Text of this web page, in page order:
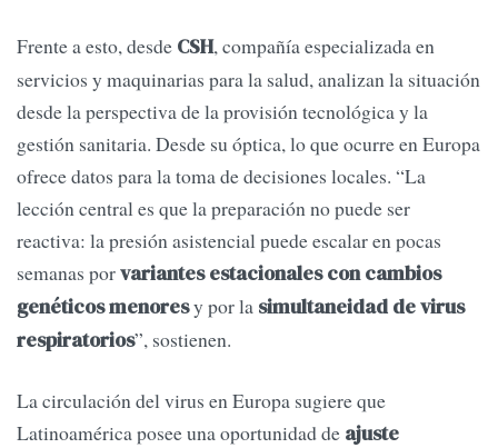
Frente a esto, desde CSH, compañía especializada en
servicios y maquinarias para la salud, analizan la situación
desde la perspectiva de la provisión tecnológica y la
gestión sanitaria. Desde su óptica, lo que ocurre en Europa
ofrece datos para la toma de decisiones locales. “La
lección central es que la preparación no puede ser
reactiva: la presión asistencial puede escalar en pocas
semanas porvariantes estacionales con cambios
genéticos menoresy por la simultaneidad de virus
respiratorios”, sostienen.
La circulación del virus en Europa sugiere que
Latinoamérica posee una oportunidad de ajuste